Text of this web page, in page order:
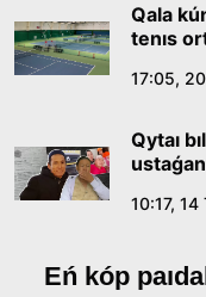
Qala
tenıs
17:05,
Qytaı
10:17,
Eń kóp